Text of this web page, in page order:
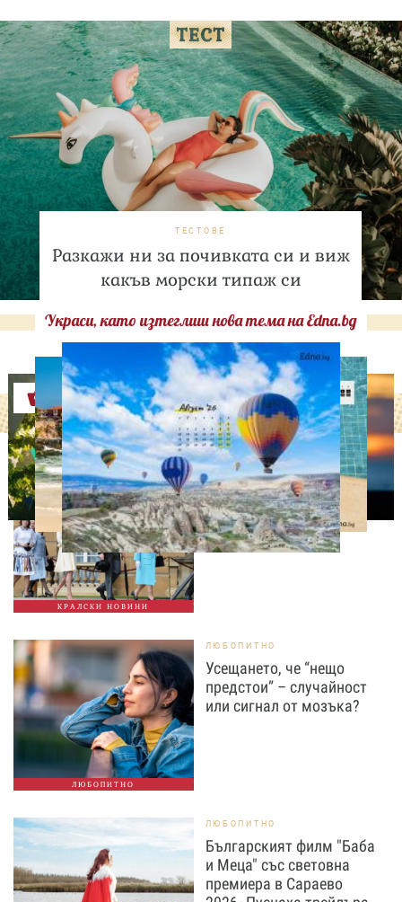
ТЕСТОВЕ
Разкажи ни за почивката си и виж
какъв морски типаж си
Украси, като изтеглиш нова тема на Edna.bg
Оферти
КРАЛСКИ НОВИНИ
СВОБОДНО ВРЕМЕ
Ново бебе в кралското
семейство
ЛЮБОПИТНО
ЛЮБОПИТНО
Усещането, че “нещо
предстои” – случайност
или сигнал от мозъка?
ЛЮБОПИТНО
Българският филм "Баба
и Меца" със световна
премиера в Сараево